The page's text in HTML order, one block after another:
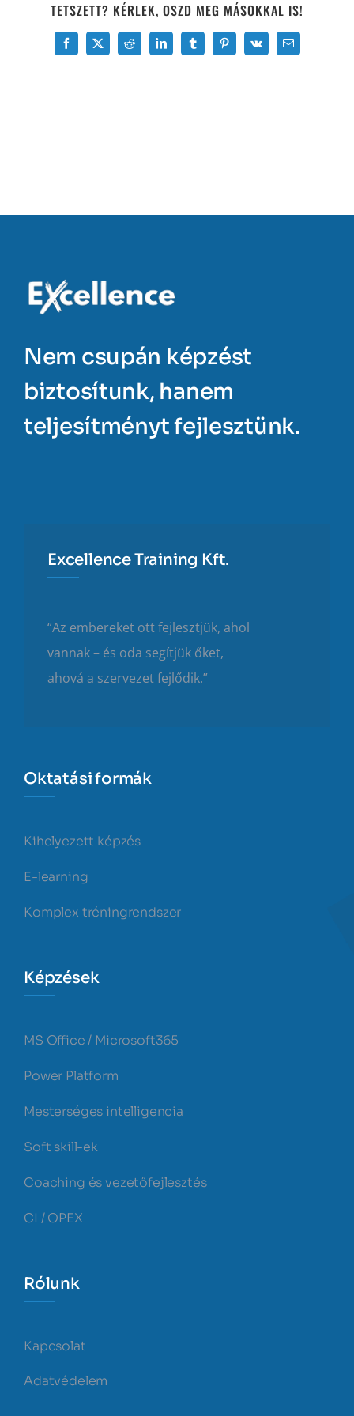
TETSZETT? KÉRLEK, OSZD MEG MÁSOKKAL IS!
Facebook
X Reddit LinkedInTumblrPinterest
Vk Email:
Nem csupán képzést
biztosítunk, hanem
teljesítményt fejlesztünk.
Excellence Training Kft.
“Az embereket ott fejlesztjük, ahol
vannak – és oda segítjük őket,
ahová a szervezet fejlődik.”
Oktatási formák
Kihelyezett képzés
E-learning
Komplex tréningrendszer
Képzések
MS Office / Microsoft365
Power Platform
Mesterséges intelligencia
Soft skill-ek
Coaching és vezetőfejlesztés
CI / OPEX
Rólunk
Kapcsolat
Adatvédelem